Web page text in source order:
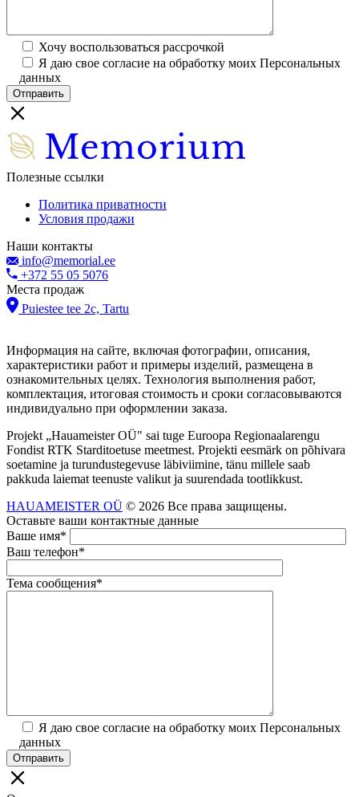
Хочу воспользоваться рассрочкой
Я даю свое согласие на обработку моих Персональных
данных
Полезные ссылки
Политика приватности
Условия продажи
Наши контакты
info@memorial.ee
+372 55 05 5076
Места продаж
Puiestee tee 2c, Tartu
Информация на сайте, включая фотографии, описания,
характеристики работ и примеры изделий, размещена в
ознакомительных целях. Технология выполнения работ,
комплектация, итоговая стоимость и сроки согласовываются
индивидуально при оформлении заказа.
Projekt „Hauameister OÜ" sai tuge Euroopa Regionaalarengu
Fondist RTK Starditoetuse meetmest. Projekti eesmärk on põhivara
soetamine ja turundustegevuse läbiviimine, tänu millele saab
pakkuda laiemat teenuste valikut ja suurendada tootlikkust.
HAUAMEISTER OÜ © 2026 Все права защищены.
Оставьте ваши контактные данные
Ваше имя*
Ваш телефон*
Тема сообщения*
Я даю свое согласие на обработку моих Персональных
данных